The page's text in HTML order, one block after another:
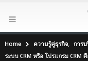
Home ความรู้คู่ธุรกิจ, การ
ระบบ CRM หรือ โปรแกรม CRM